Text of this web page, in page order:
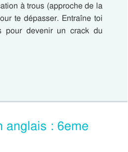
à trous (approche de la
te dépasser. Entraîne toi
pour devenir un crack du
anglais : 6eme